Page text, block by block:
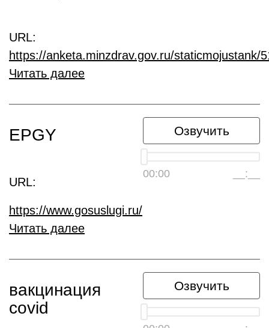
URL:
https://anketa.minzdrav.gov.ru/staticmojustank/
Читать далее
Озвучить
00:00 __:__
EPGY
URL:
https://www.gosuslugi.ru/
Читать далее
Озвучить
вакцинация
covid